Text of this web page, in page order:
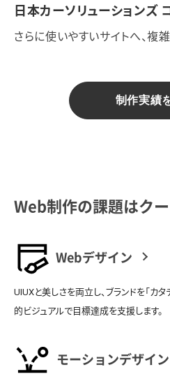
日本カーソリューションズ
さらに使いやすいサイトへ、複
制作実績
Web制作の課題はク
Webデザイン
UIUXと美しさを両立し、ブランドを「カ
的ビジュアルで目標達成を支援します。
モーションデザイン